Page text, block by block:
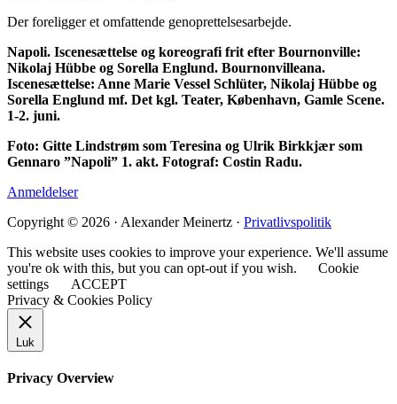
Der foreligger et omfattende genoprettelsesarbejde.
Napoli. Iscenesættelse og koreografi frit efter Bournonville:
Nikolaj Hübbe og Sorella Englund. Bournonvilleana.
Iscenesættelse: Anne Marie Vessel Schlüter, Nikolaj Hübbe og
Sorella Englund mf. Det kgl. Teater, København, Gamle Scene.
1-2. juni.
Foto: Gitte Lindstrøm som Teresina og Ulrik Birkkjær som
Gennaro ”Napoli” 1. akt. Fotograf: Costin Radu.
Anmeldelser
Copyright © 2026 · Alexander Meinertz · Privatlivspolitik
This website uses cookies to improve your experience. We'll assume
you're ok with this, but you can opt-out if you wish.
Cookie
settings
ACCEPT
Privacy & Cookies Policy
Luk
Privacy Overview